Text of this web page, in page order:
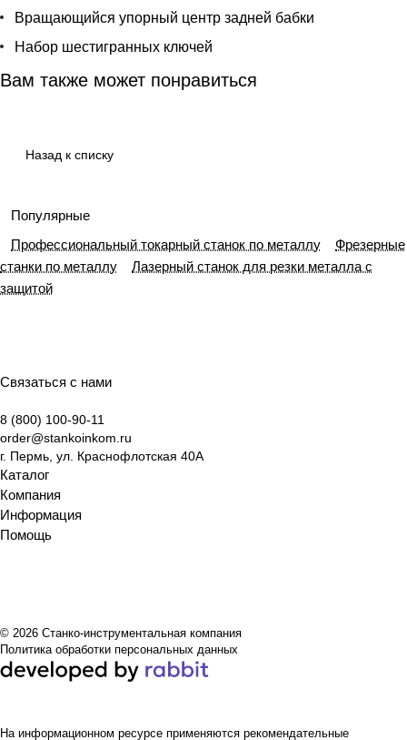
Вращающийся упорный центр задней бабки
Набор шестигранных ключей
Вам также может понравиться
Назад к списку
Популярные
Профессиональный токарный станок по металлу
Фрезерные
станки по металлу
Лазерный станок для резки металла с
защитой
Связаться с нами
8 (800) 100-90-11
order@stankoinkom.ru
г. Пермь, ул. Краснофлотская 40А
Каталог
Компания
Информация
Помощь
© 2026 Станко-инструментальная компания
Политика обработки персональных данных
На информационном ресурсе применяются рекомендательные